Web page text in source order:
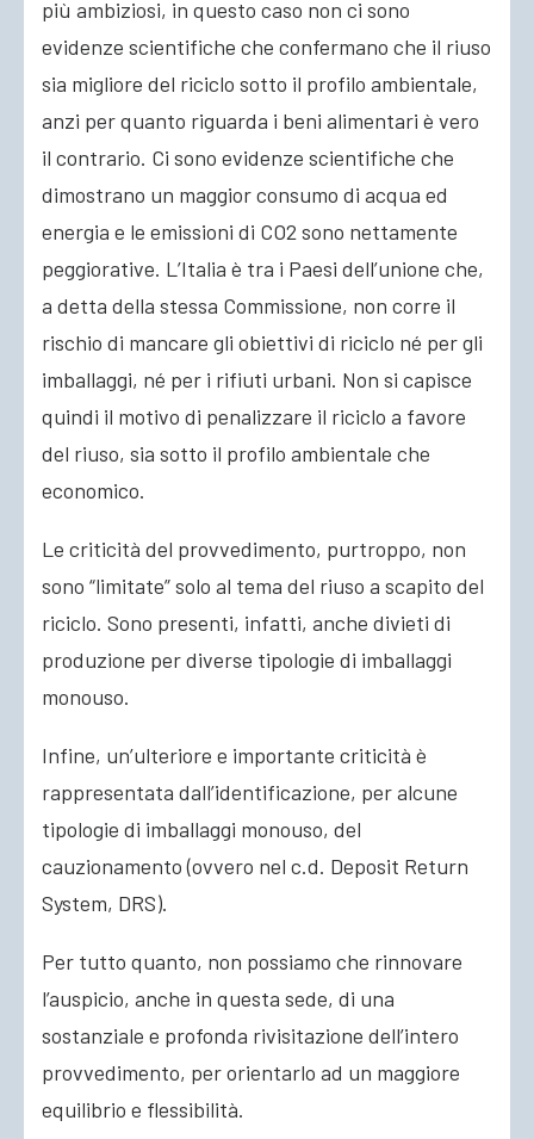
più ambiziosi, in questo caso non ci sono
evidenze scientifiche che confermano che il riuso
sia migliore del riciclo sotto il profilo ambientale,
anzi per quanto riguarda i beni alimentari è vero
il contrario. Ci sono evidenze scientifiche che
dimostrano un maggior consumo di acqua ed
energia e le emissioni di CO2 sono nettamente
peggiorative. L’Italia è tra i Paesi dell’unione che,
a detta della stessa Commissione, non corre il
rischio di mancare gli obiettivi di riciclo né per gli
imballaggi, né per i rifiuti urbani. Non si capisce
quindi il motivo di penalizzare il riciclo a favore
del riuso, sia sotto il profilo ambientale che
economico.
Le criticità del provvedimento, purtroppo, non
sono “limitate” solo al tema del riuso a scapito del
riciclo. Sono presenti, infatti, anche divieti di
produzione per diverse tipologie di imballaggi
monouso.
Infine, un’ulteriore e importante criticità è
rappresentata dall’identificazione, per alcune
tipologie di imballaggi monouso, del
cauzionamento (ovvero nel c.d. Deposit Return
System, DRS).
Per tutto quanto, non possiamo che rinnovare
l’auspicio, anche in questa sede, di una
sostanziale e profonda rivisitazione dell’intero
provvedimento, per orientarlo ad un maggiore
equilibrio e flessibilità.